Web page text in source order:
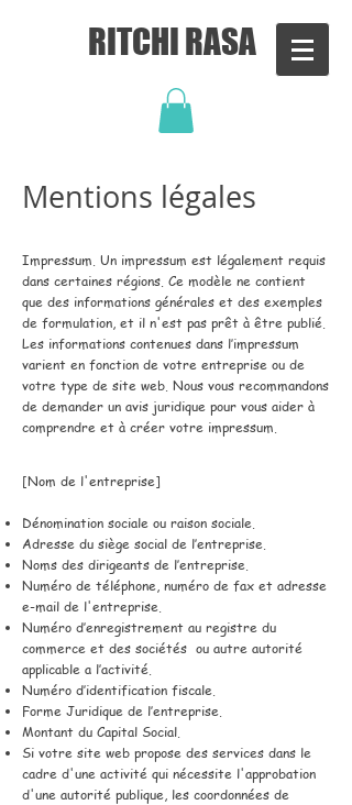
RITCHI RASA
Mentions légales
Impressum. Un impressum est légalement requis
dans certaines régions. Ce modèle ne contient
que des informations générales et des exemples
de formulation, et il n'est pas prêt à être publié.
Les informations contenues dans l’impressum
varient en fonction de votre entreprise ou de
votre type de site web. Nous vous recommandons
de demander un avis juridique pour vous aider à
comprendre et à créer votre impressum.
[Nom de l'entreprise]
Dénomination sociale ou raison sociale.
Adresse du siège social de l’entreprise.
Noms des dirigeants de l’entreprise.
Numéro de téléphone, numéro de fax et adresse
e-mail de l'entreprise.
Numéro d’enregistrement au registre du
commerce et des sociétés ou autre autorité
applicable a l’activité.
Numéro d’identification fiscale.
Forme Juridique de l’entreprise.
Montant du Capital Social.
Si votre site web propose des services dans le
cadre d'une activité qui nécessite l'approbation
d'une autorité publique, les coordonnées de